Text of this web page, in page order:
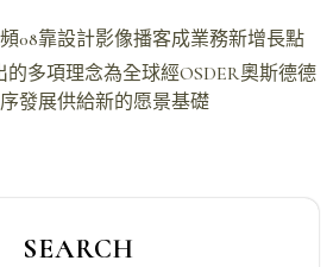
08靠設計影像播客成業務新增長點
多項理念為全球經OSDER奧斯德德
發展供給新的愿景基礎
SEARCH